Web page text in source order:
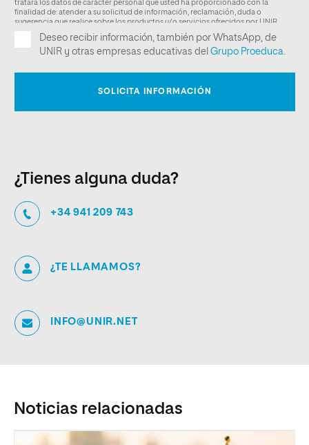
¿Tienes alguna duda?
+34 941 209 743
¿TE LLAMAMOS?
INFO@UNIR.NET
Noticias relacionadas